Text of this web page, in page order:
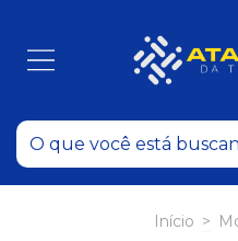
Início >